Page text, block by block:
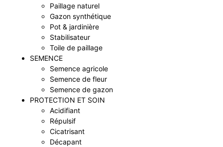
Paillage naturel
Gazon synthétique
Pot & jardinière
Stabilisateur
Toile de paillage
SEMENCE
Semence agricole
Semence de fleur
Semence de gazon
PROTECTION ET SOIN
Acidifiant
Répulsif
Cicatrisant
Décapant